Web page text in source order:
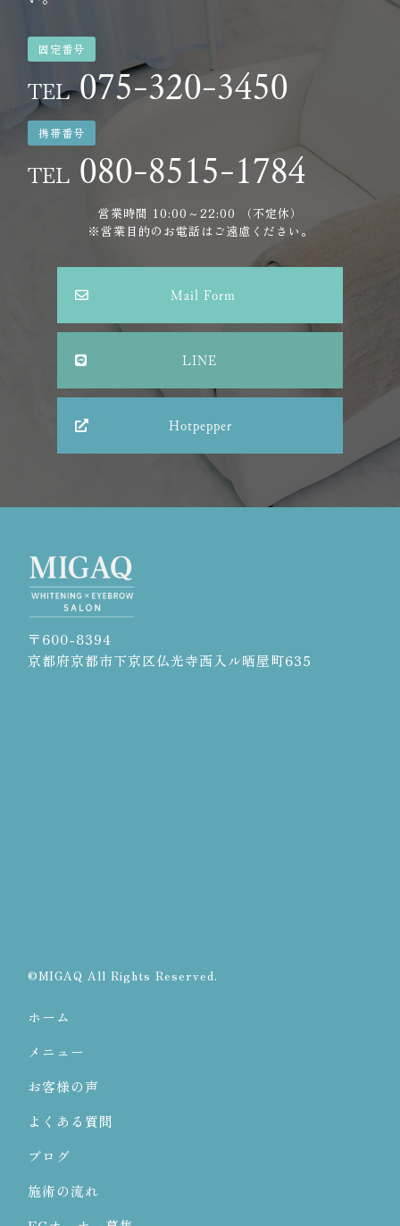
固定番号
TEL075-320-3450
携帯番号
TEL 080-8515-1784
営業時間 10:00～22:00 （不定休）
※営業目的のお電話はご遠慮ください。
Mail Form
LINE
Hotpepper
〒600-8394
京都府京都市下京区仏光寺西入ル晒屋町635
©MIGAQ All Rights Reserved.
ホーム
メニュー
お客様の声
よくある質問
ブログ
施術の流れ